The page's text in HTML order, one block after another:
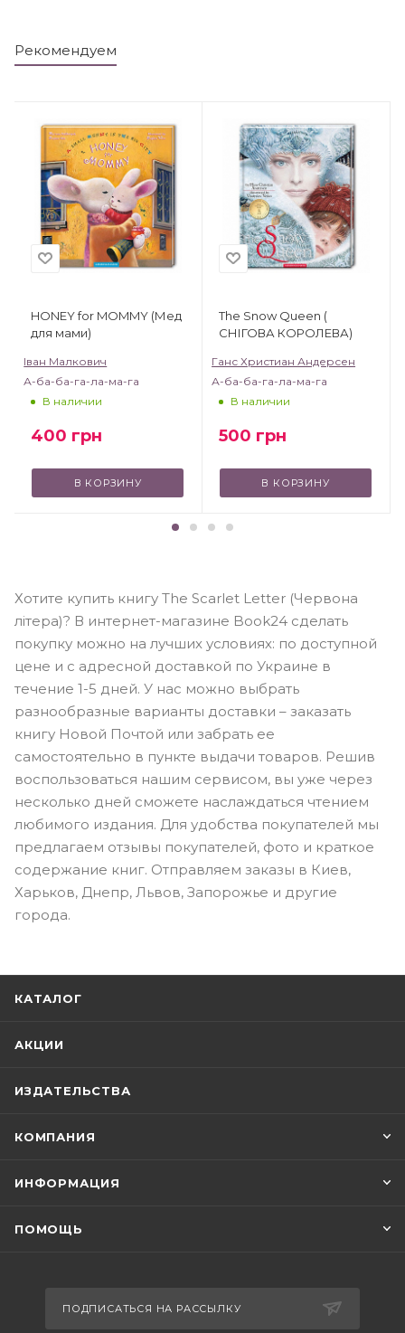
Рекомендуем
HONEY for MOMMY (Мед
для мами)
Іван Малкович
А-ба-ба-га-ла-ма-га
В наличии
400 грн
В КОРЗИНУ
The Snow Queen (
CНІГОВА КОРОЛЕВА)
Ганс Христиан Андерсен
А-ба-ба-га-ла-ма-га
В наличии
500 грн
В КОРЗИНУ
Хотите купить книгу The Scarlet Letter (Червона
літера)? В интернет-магазине Book24 сделать
покупку можно на лучших условиях: по доступной
цене и с адресной доставкой по Украине в
течение 1-5 дней. У нас можно выбрать
разнообразные варианты доставки – заказать
книгу Новой Почтой или забрать ее
самостоятельно в пункте выдачи товаров. Решив
воспользоваться нашим сервисом, вы уже через
несколько дней сможете наслаждаться чтением
любимого издания. Для удобства покупателей мы
предлагаем отзывы покупателей, фото и краткое
содержание книг. Отправляем заказы в Киев,
Харьков, Днепр, Львов, Запорожье и другие
города.
КАТАЛОГ
АКЦИИ
ИЗДАТЕЛЬСТВА
КОМПАНИЯ
ИНФОРМАЦИЯ
ПОМОЩЬ
ПОДПИСАТЬСЯ НА РАССЫЛКУ